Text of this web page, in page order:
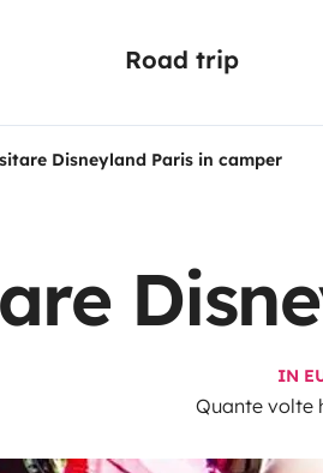
Road trip
Disneyland Paris in camper
IN
Quante volte